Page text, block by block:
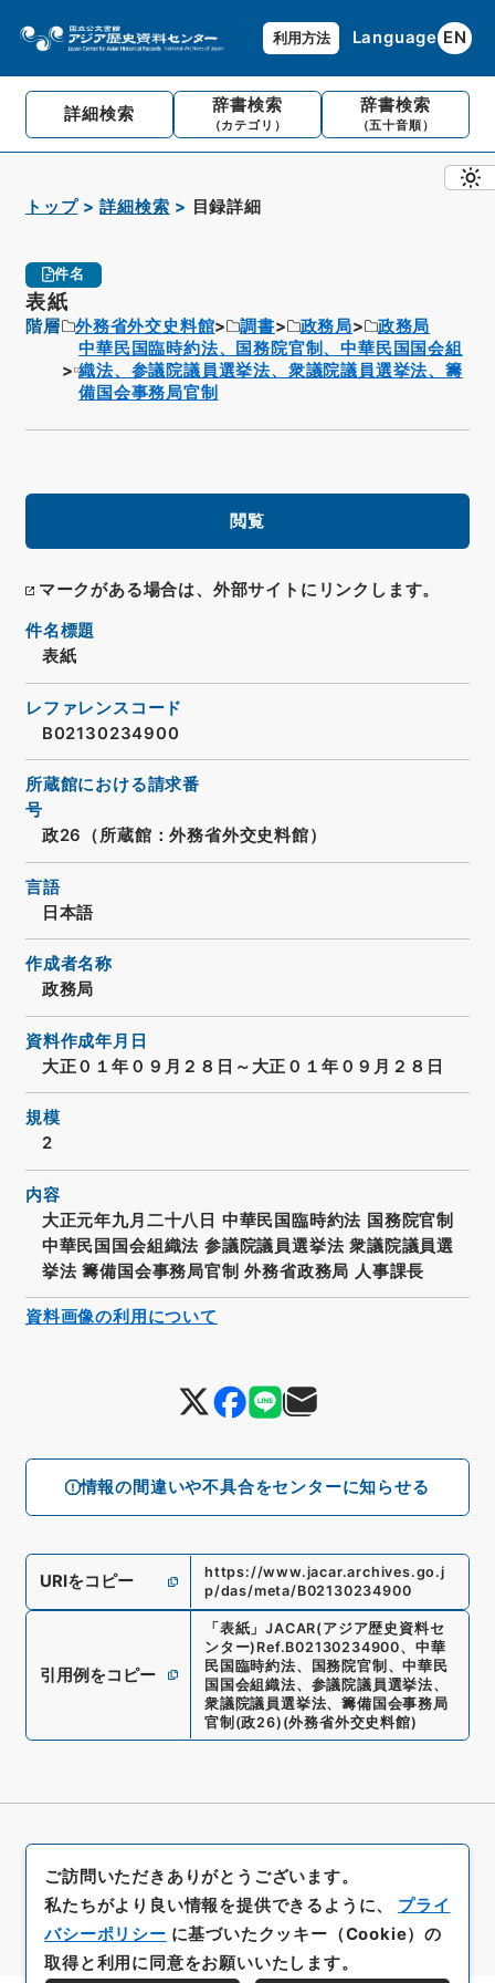
利用方法 Language EN
詳細検索 辞書検索
（カテゴリ）
辞書検索
（五十音順）
トップ 詳細検索 目録詳細
件名
表紙
階層 外務省外交史料館 調書 政務局
政務局
中華民国臨時約法、国務院官制、中華民国国会組
織法、参議院議員選挙法、衆議院議員選挙法、籌
備国会事務局官制
閲覧
マークがある場合は、外部サイトにリンクします。
情報の間違いや不具合をセンターに知らせる
件名標題
表紙
レファレンスコード
B02130234900
所蔵館における請求番
号
政26（所蔵館：外務省外交史料館）
言語
日本語
作成者名称
政務局
資料作成年月日
大正０１年０９月２８日～大正０１年０９月２８日
規模
2
内容
大正元年九月二十八日 中華民国臨時約法 国務院官制
中華民国国会組織法 参議院議員選挙法 衆議院議員選
挙法 籌備国会事務局官制 外務省政務局 人事課長
URIをコピー
https://www.jacar.archives.go.j
p/das/meta/B02130234900
引用例をコピー
「表紙 」JACAR(アジア歴史資料セ
ンター) Ref.B02130234900、 中華
民国臨時約法、国務院官制、中華民
国国会組織法、参議院議員選挙法、
衆議院議員選挙法、籌備国会事務局
官制 (政26) (外務省外交史料館)
資料画像の利用について
ご訪問いただきありがとうございます。
私たちがより良い情報を提供できるように、 プライ
バシーポリシー に基づいたクッキー（Cookie）の
取得と利用に同意をお願いいたします。